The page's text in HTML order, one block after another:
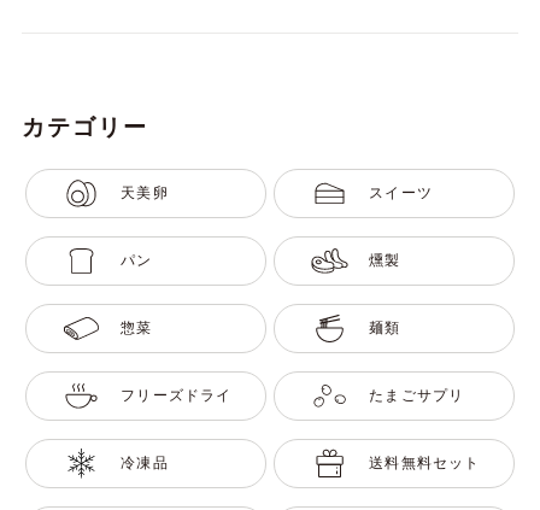
カテゴリー
天美卵 スイーツ
パン 燻製
惣菜 麺類
フリーズドライ たまごサプリ
冷凍品 送料無料セット